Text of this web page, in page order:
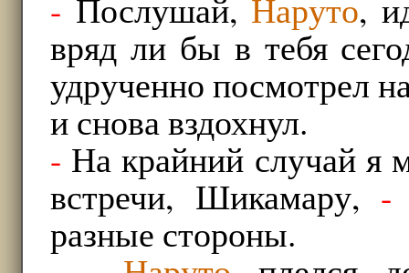
- Послушай, Наруто,
вряд ли бы в тебя
удрученно посмотрел
и снова вздохнул.
- На крайний случай я
встречи, Шикамару, -
разные стороны.